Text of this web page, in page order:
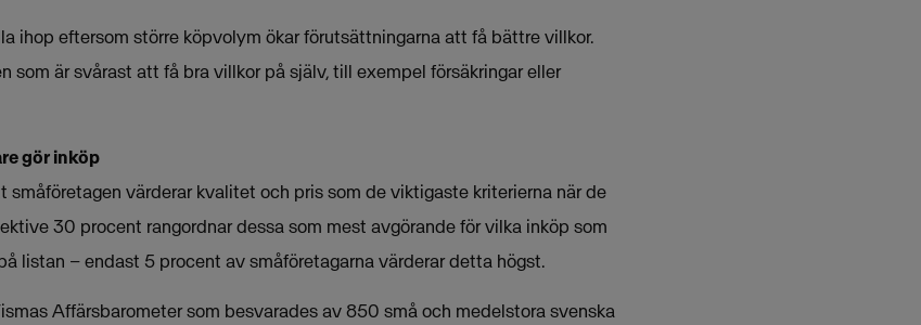
ihop eftersom större köpvolym ökar förutsättningarna att få bättre villkor.
som är svårast att få bra villkor på själv, till exempel försäkringar eller
gör inköp
småföretagen värderar kvalitet och pris som de viktigaste kriterierna när de
30 procent rangordnar dessa som mest avgörande för vilka inköp som
listan – endast 5 procent av småföretagarna värderar detta högst.
Affärsbarometer som besvarades av 850 små och medelstora svenska